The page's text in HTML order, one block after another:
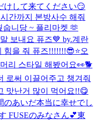
けして来てください😏
간까지 본방사수 해줘
니당 ~ 플리마켓 🫶
보내요 퓨즈💙 by.계란
힘을 줘 퓨즈!!!!!!!😎⭐️오
리 스타일 해봤어요👀🐕
로써 이끌어주고 챙겨줘
맛난거 많이 먹어요!!😋
のあいだ本当に幸せでし
FUSEのみなさん💕東